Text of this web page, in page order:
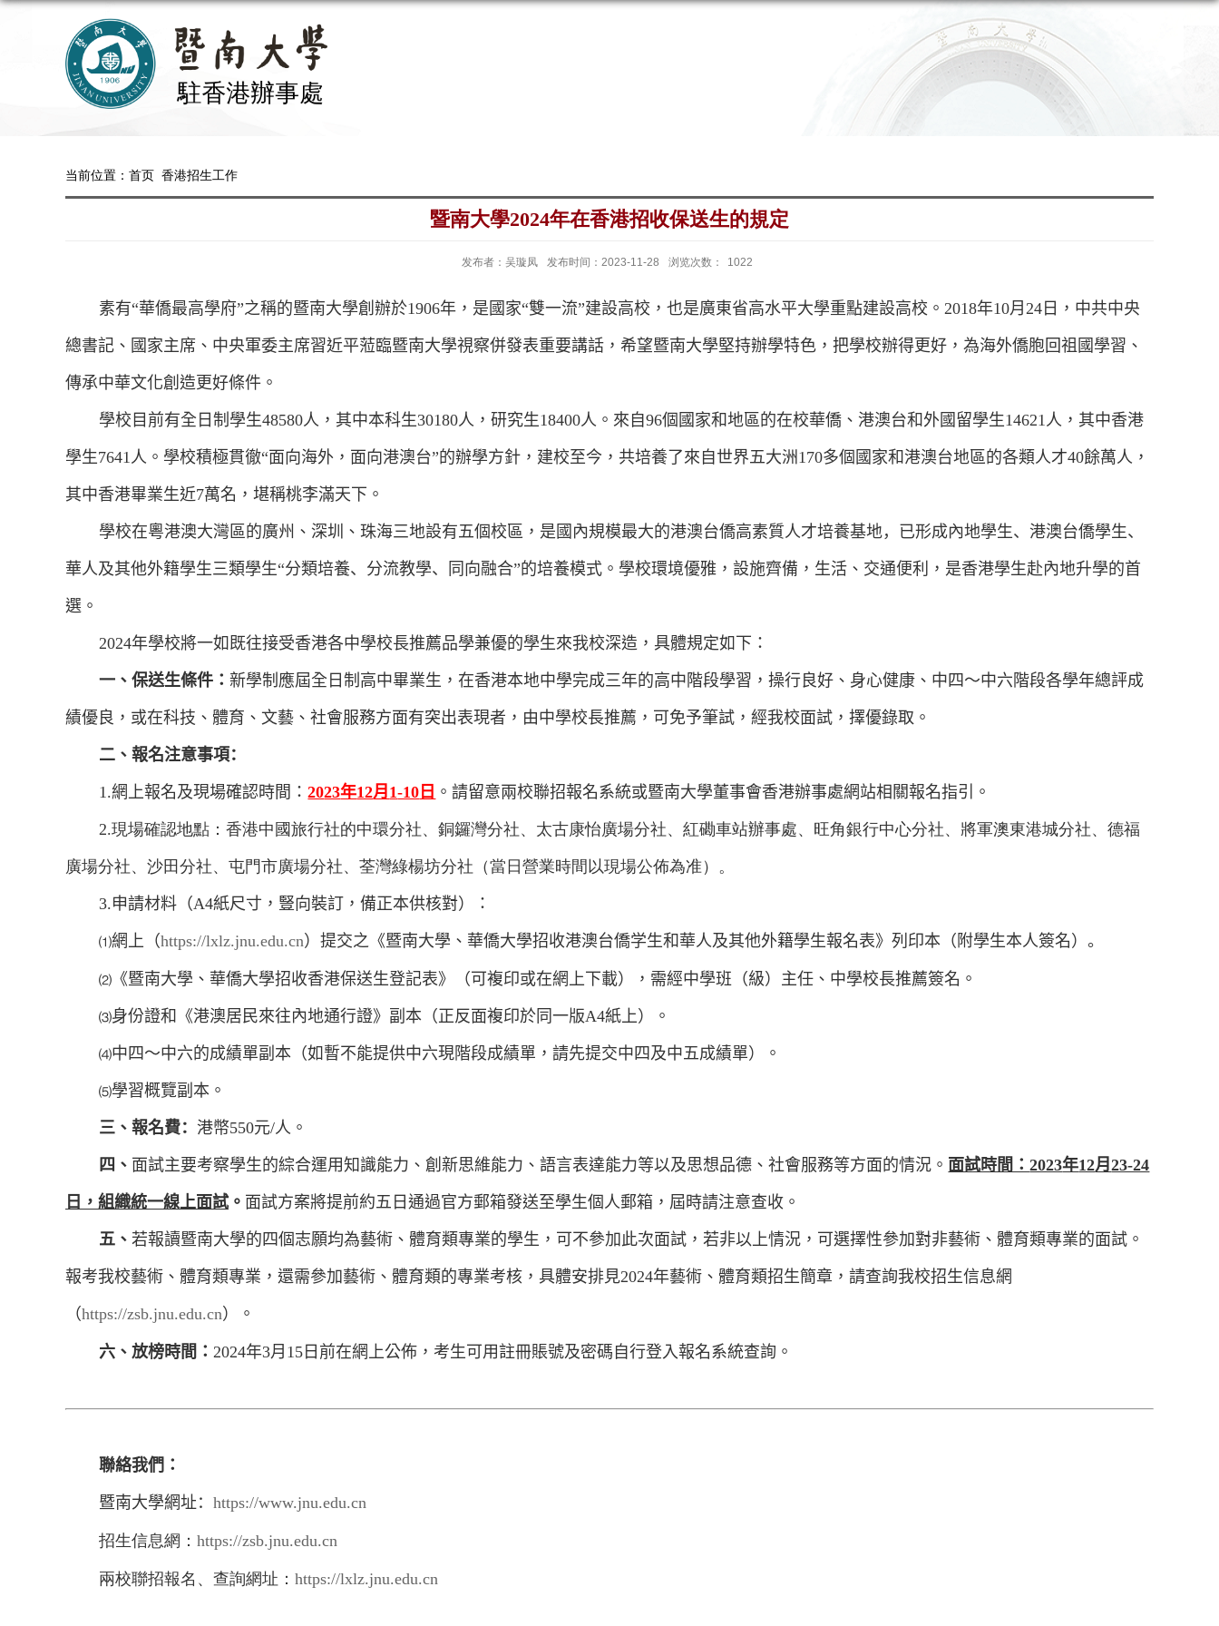
当前位置： 首页 香港招生工作
暨南大學2024年在香港招收保送生的規定
发布者：吴璇凤 发布时间：2023-11-28 浏览次数： 1022
素有“華僑最高學府”之稱的暨南大學創辦於1906年，是國家“雙一流”建設高校，也是廣東省高水平大學重點建設高校。2018年10月24 日，中共中央
總書記、國家主席、中央軍委主席習近平蒞臨暨南大學視察併發表重要講話，希望暨南大學堅持辦學特色，把學校辦得更好，為海外僑胞回祖國學習、
傳承中華文化創造更好條件。
學校目前有全日制學生48580人，其中本科生30180人，研究生18400人。來自96個國家和地區的在校華僑、港澳台和外國留學生14621人，其中香港
學生7641人。學校積極貫徹“面向海外，面向港澳台”的辦學方針，建校至今，共培養了來自世界五大洲 170多個國家和港澳台地區的各類人才40餘萬人，
其中香港畢業生近7萬名，堪稱桃李滿天下。
學校在粵港澳大灣區的廣州、深圳、珠海三地設有五個校區，是國內規模最大的港澳台僑高素質人才培養基地，已形成內地學生、港澳台僑學生、
華人及其他外籍學生三類學生“分類培養、分流教學、同向融合”的培養模式 。學校環境優雅，設施齊備，生活、交通便利，是香港學生赴內地升學的首
選。
2024年學校將一如既往接受香港各中學校長推薦品學兼優的學生來我校深造，具體規定如下：
一、保送生條件：新學制應屆全日制高中畢業生，在香港本地中學完成三年的高中階段學習，操行良好、身心健康、中四～中六階段各學年總評成
績優良，或在科技、體育、文藝、社會服務方面有突出表現者，由中學校長推薦，可免予筆試，經我校面試，擇優錄取。
二、報名注意事項：
1.網上報名及現場確認時間：2023年12月 1-10 日 。請留意兩校聯招報名系統或暨南大學董事會香港辦事處網站相關報名指引。
2.現場確認地點：香港中國旅行社的中環分社、銅鑼灣分社、太古康怡廣場分社、紅磡車站辦事處、旺角銀行中心分社、將軍澳東港城分社、德福
廣場分社、沙田分社、屯門市廣場分社、荃灣綠楊坊分社（當日營業時間以現場公佈為准）。
3.申請材料（A4紙尺寸，豎向裝訂，備正本供核對）：
⑴網上（https://lxlz.jnu.edu.cn）提交之《暨南大學、華僑大學招收港澳台僑学生和 華人及其他外籍學生報名表》列印本（附學生本人簽名 ）。
⑵ 《暨南大學、華僑大學招收香港保送生登記表》 （可複印或在網上下載），需經中學班（級）主任、中學校長推薦簽名。
⑶身份證和《港澳居民來往內地通行證》副本（正反面複印於同一版A4紙上）。
⑷中四～中六的成績單副本（如暫不能提供中六現階段成績單，請先提交中四及中五成績單）。
⑸學習概覽副本。
三、報名費：港幣550元/人。
四、 面試主要考察學生的綜合運用知識能力、創新思維能力、語言表達能力等以及思想品德、社會服務等方面的情況。 面試時間：2023年12月23-24
日，組織統一線上面試 。 面試方案將提前約五日通過官方郵箱發送至學生個人郵箱，屆時請注意查收。
五、若報讀暨南大學的四個志願均為藝術、體育類專業的學生，可不參加此次面試，若非以上情況，可選擇性參加對非藝術、體育類專業的面試。
報考我校藝術、體育類專業，還需參加藝術、體育類的專業考核，具體安排見2024年藝術、體育類招生簡章，請查詢我校招生信息網
（https://zsb.jnu.edu.cn）。
六、放榜時間：2024年3月 15 日前在網上公佈，考生可用註冊賬號及密碼自行登入報名系統查詢。
聯絡我們：
暨南大學網址：https://www.jnu.edu.cn
招生信息網：https://zsb.jnu.edu.cn
兩校聯招報名、查詢網址：https://lxlz.jnu.edu.cn